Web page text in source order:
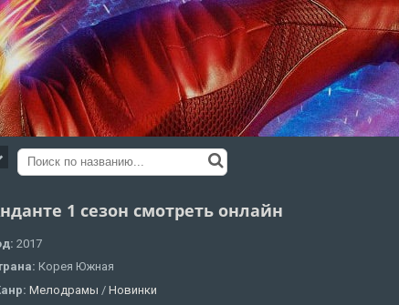
1 сезон смотреть онлайн
2017
Корея Южная
Мелодрамы / Новинки